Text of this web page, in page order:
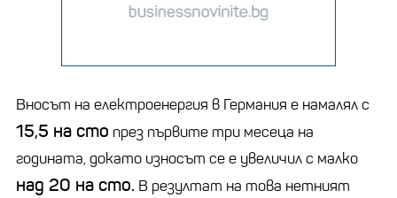
Вносът на електроенергия в Германия е намалял с
15,5 на сто през първите три месеца на
годината, докато износът се е увеличил с малко
над 20 на сто. В резултат на това нетният